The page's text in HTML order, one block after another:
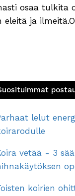
osaa tulkita
eleitä ja
lelut
vetää - 3
koirien